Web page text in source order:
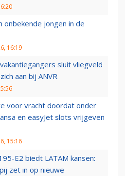
onbekende jongen in de
16:19
sluit vliegveld
aan bij ANVR
voor vracht doordat onder
en easyJet slots vrijgeven
15:16
E2 biedt LATAM kansen:
zet in op nieuwe